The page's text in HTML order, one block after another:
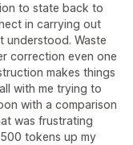
to state back to
in carrying out
understood. Waste
correction even one
makes things
with me trying to
with a comparison
was frustrating
tokens up my